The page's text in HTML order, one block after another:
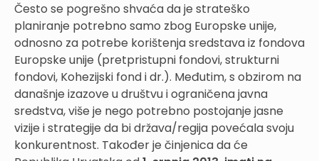
Često se pogrešno shvaća da je strateško
planiranje potrebno samo zbog Europske unije,
odnosno za potrebe korištenja sredstava iz fondova
Europske unije (pretpristupni fondovi, strukturni
fondovi, Kohezijski fond i dr.). Međutim, s obzirom na
današnje izazove u društvu i ograničena javna
sredstva, više je nego potrebno postojanje jasne
vizije i strategije da bi država/regija povećala svoju
konkurentnost. Također je činjenica da će